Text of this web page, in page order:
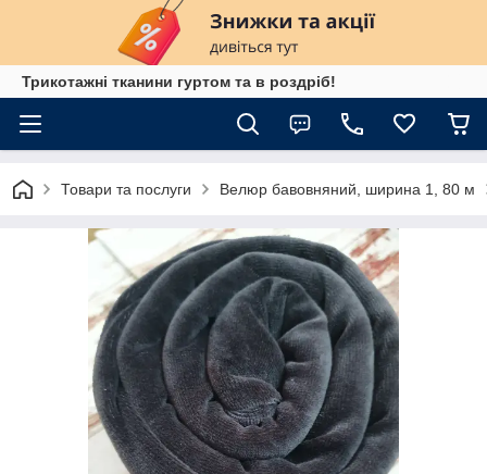
Трикотажні тканини гуртом та в роздріб!
Товари та послуги Велюр бавовняний, ширина 1, 80 м